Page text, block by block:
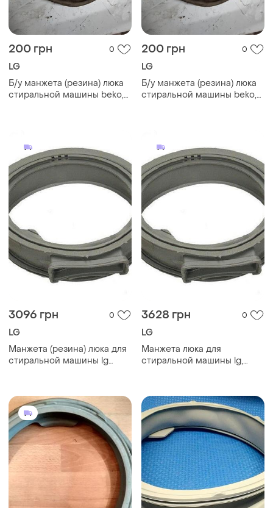
200 грн 0
LG
Б/у манжета (резина) люка
стиральной машины beko,
200 грн 0
LG
Б/у манжета (резина) люка
стиральной машины beko,
3096 грн 0
LG
Манжета (резина) люка для
стиральной машины lg
3628 грн 0
LG
Манжета люка для
стиральной машины lg,
бака mds65696501,
mds67595201